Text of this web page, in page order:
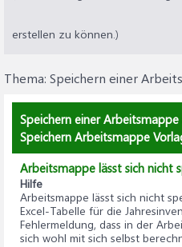
erstellen zu können.)
Thema: Speichern einer
Speichern einer
Speichern Arbeitsmappe
Arbeitsmappe lässt sich nicht
Hilfe
Arbeitsmappe lässt sich nicht
Excel-Tabelle für die
Fehlermeldung, dass in der
sich wohl mit sich selbst